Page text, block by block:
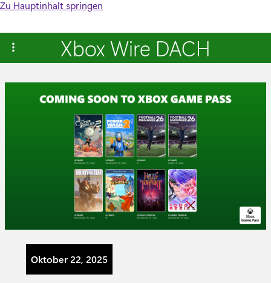
Zu Hauptinhalt springen
Xbox Wire DACH
Oktober 22, 2025